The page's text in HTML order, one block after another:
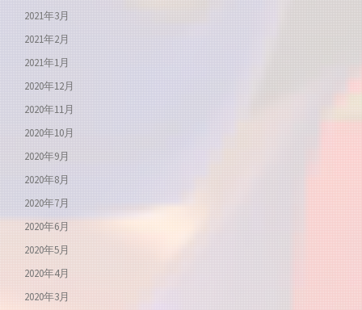
2021年3月
2021年2月
2021年1月
2020年12月
2020年11月
2020年10月
2020年9月
2020年8月
2020年7月
2020年6月
2020年5月
2020年4月
2020年3月